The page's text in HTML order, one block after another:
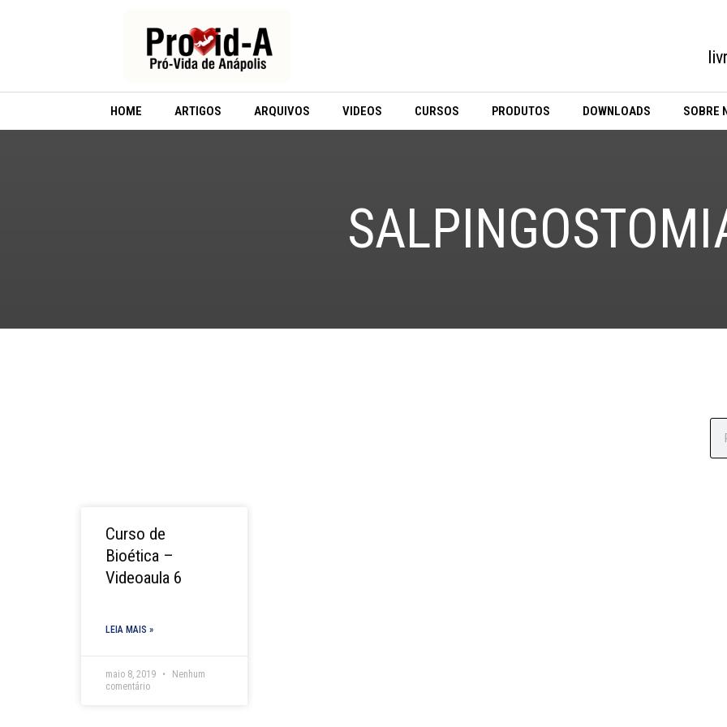
HOME ARTIGOS ARQUIVOS VIDEOS CURSOS PRODUTOS DOWNLOADS SOBRE
Curso de
Bioética –
Videoaula 6
LEIA MAIS »
maio 8, 2019
Nenhum
comentário